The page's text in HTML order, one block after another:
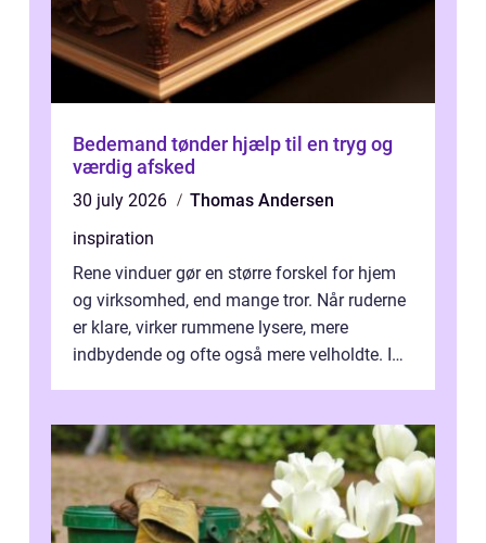
Bedemand tønder hjælp til en tryg og
værdig afsked
30 july 2026
Thomas Andersen
inspiration
Rene vinduer gør en større forskel for hjem
og virksomhed, end mange tror. Når ruderne
er klare, virker rummene lysere, mere
indbydende og ofte også mere velholdte. I